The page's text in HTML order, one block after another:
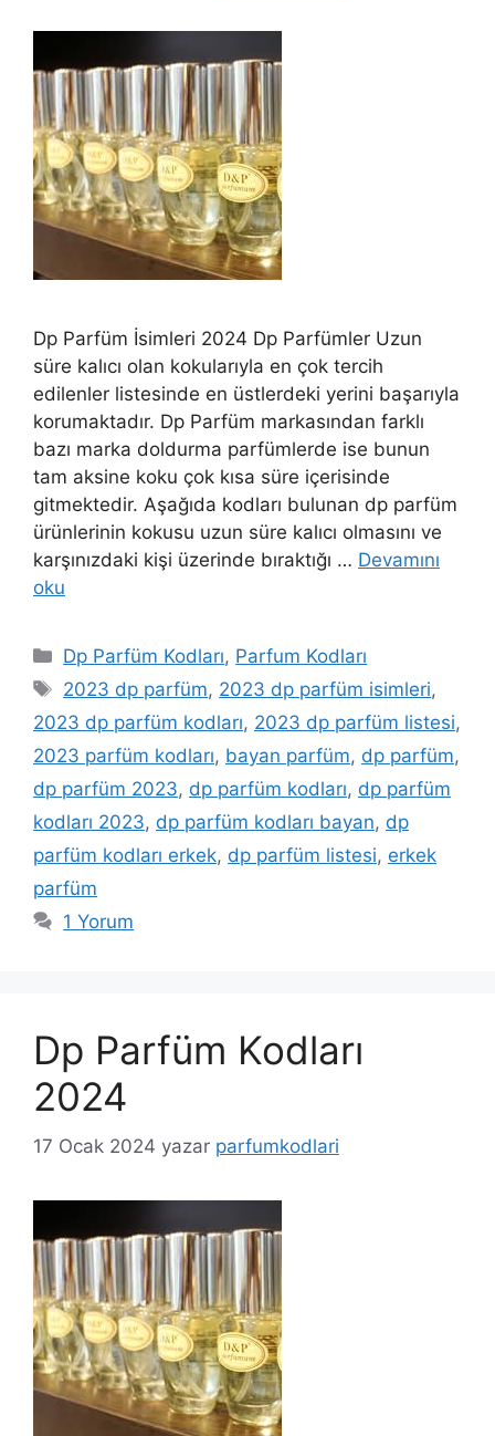
Dp Parfüm İsimleri 2024 Dp Parfümler Uzun
süre kalıcı olan kokularıyla en çok tercih
edilenler listesinde en üstlerdeki yerini başarıyla
korumaktadır. Dp Parfüm markasından farklı
bazı marka doldurma parfümlerde ise bunun
tam aksine koku çok kısa süre içerisinde
gitmektedir. Aşağıda kodları bulunan dp parfüm
ürünlerinin kokusu uzun süre kalıcı olmasını ve
karşınızdaki kişi üzerinde bıraktığı … Devamını
oku
Kategoriler
Dp Parfüm Kodları, Parfum Kodları
Etiketler
2023 dp parfüm, 2023 dp parfüm isimleri,
2023 dp parfüm kodları, 2023 dp parfüm listesi,
2023 parfüm kodları, bayan parfüm, dp parfüm,
dp parfüm 2023, dp parfüm kodları, dp parfüm
kodları 2023, dp parfüm kodları bayan, dp
parfüm kodları erkek, dp parfüm listesi, erkek
parfüm
1 Yorum
Dp Parfüm Kodları
2024
17 Ocak 2024 yazar parfumkodlari